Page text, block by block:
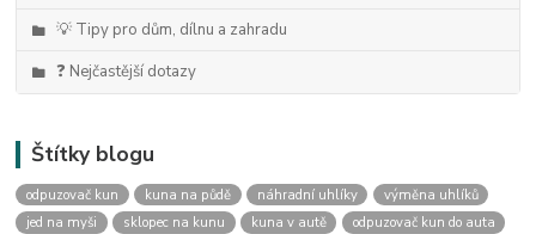
💡 Tipy pro dům, dílnu a zahradu
❓ Nejčastější dotazy
Štítky blogu
odpuzovač kun kuna na půdě náhradní uhlíky
výměna uhlíků
jed na myši
sklopec na kunu kuna v autě
odpuzovač kun do auta